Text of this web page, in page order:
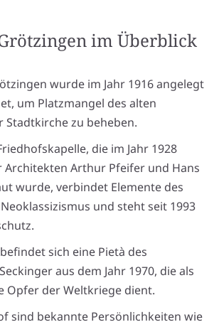
im Überblick
wurde im Jahr 1916 angelegt
um Platzmangel des alten
Stadtkirche zu beheben.
die im Jahr 1928
Architekten Arthur Pfeifer und Hans
wurde, verbindet Elemente des
und steht seit 1993
sich eine Pietà des
aus dem Jahr 1970, die als
Opfer der Weltkriege dient.
sind bekannte Persönlichkeiten wie